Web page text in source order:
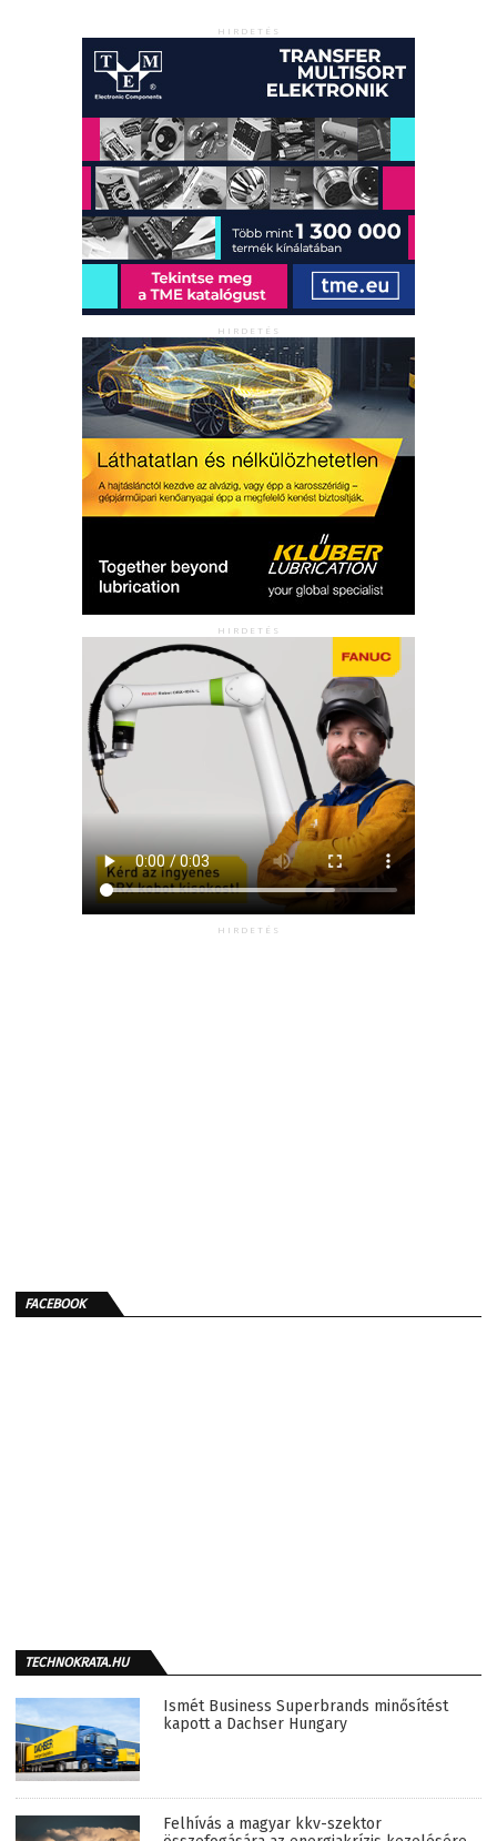
HIRDETÉS
HIRDETÉS
HIRDETÉS
HIRDETÉS
FACEBOOK
TECHNOKRATA.HU
Ismét Business Superbrands minősítést
kapott a Dachser Hungary
Felhívás a magyar kkv-szektor